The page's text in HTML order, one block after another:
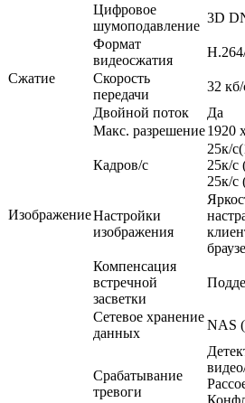
Цифровое
шумоподавление
3D
Сжатие
Формат
видеосжатия
Скорость
передачи
32
Двойной поток
Да
Изображение
Макс. разрешение1920
Кадров/с
25к/
25к/с
25к/с
Настройки
изображения
Компенсация
встречной
засветки
Сетевое хранение
данных
NAS
Срабатывание
тревоги